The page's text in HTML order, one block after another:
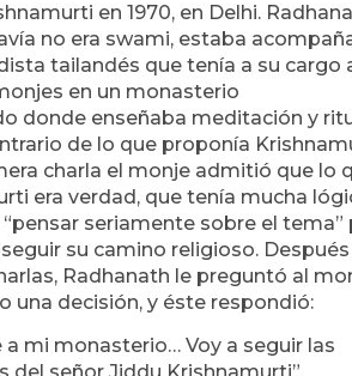
en 1970, en Delhi.
no era swami, estaba
tailandés que tenía a su cargo
en un monasterio
donde enseñaba meditación y
de lo que proponía
charla el monje admitió que lo
era verdad, que tenía mucha
seriamente sobre el tema”
su camino religioso.
Radhanath le preguntó al
una decisión, y éste respondió:
a mi monasterio… Voy a seguir las